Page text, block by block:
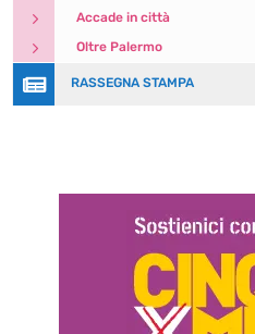
5 Accade in città
5 Oltre Palermo
 RASSEGNA STAMPA